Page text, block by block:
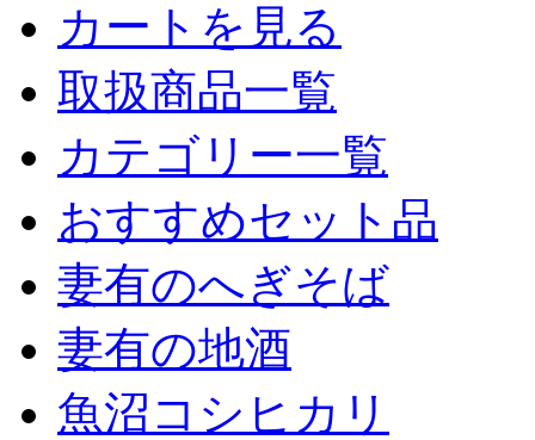
カートを見る
取扱商品一覧
カテゴリー一覧
おすすめセット品
妻有のへぎそば
妻有の地酒
魚沼コシヒカリ